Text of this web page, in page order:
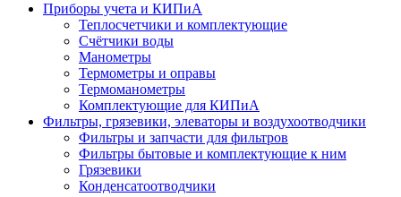
Приборы учета и КИПиА
Теплосчетчики и комплектующие
Счётчики воды
Манометры
Термометры и оправы
Термоманометры
Комплектующие для КИПиА
Фильтры, грязевики, элеваторы и воздухоотводчики
Фильтры и запчасти для фильтров
Фильтры бытовые и комплектующие к ним
Грязевики
Конденсатоотводчики